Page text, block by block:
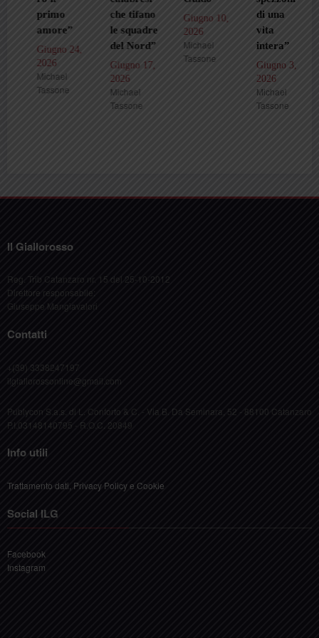
primo
amore”
Giugno 24,
2026
Michael
Tassone
che tifano
le squadre
del Nord”
Giugno 17,
2026
Michael
Tassone
Giugno 10,
2026
Michael
Tassone
di una
vita
intera”
Giugno 3,
2026
Michael
Tassone
Il Giallorosso
Reg. Trib Catanzaro nr. 15 del 25-10-2012
Direttore responsabile:
Giuseppe Mangiavalori
Contatti
+(39) 3338247197
ilgiallorossonline@gmail.com
Publycon S.a.s. di L. Conforto & C. - Via B. Da Seminara, 52 - 88100 Catanzaro
P.I.03148140795 - R.O.C. 20849
Info utili
Trattamento dati, Privacy Policy e Cookie
Social ILG
Facebook
Instagram